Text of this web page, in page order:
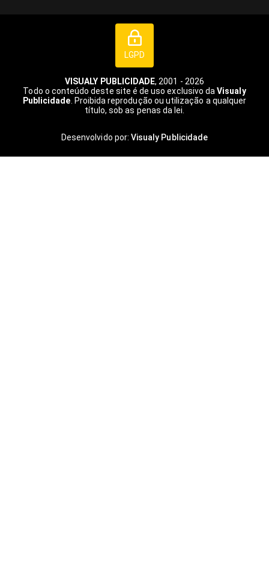
LGPD
VISUALY PUBLICIDADE, 2001 - 2026
Todo o conteúdo deste site é de uso exclusivo daVisualy
Publicidade . Proibida reprodução ou utilização a qualquer
título, sob as penas da lei.
Desenvolvido por: Visualy Publicidade